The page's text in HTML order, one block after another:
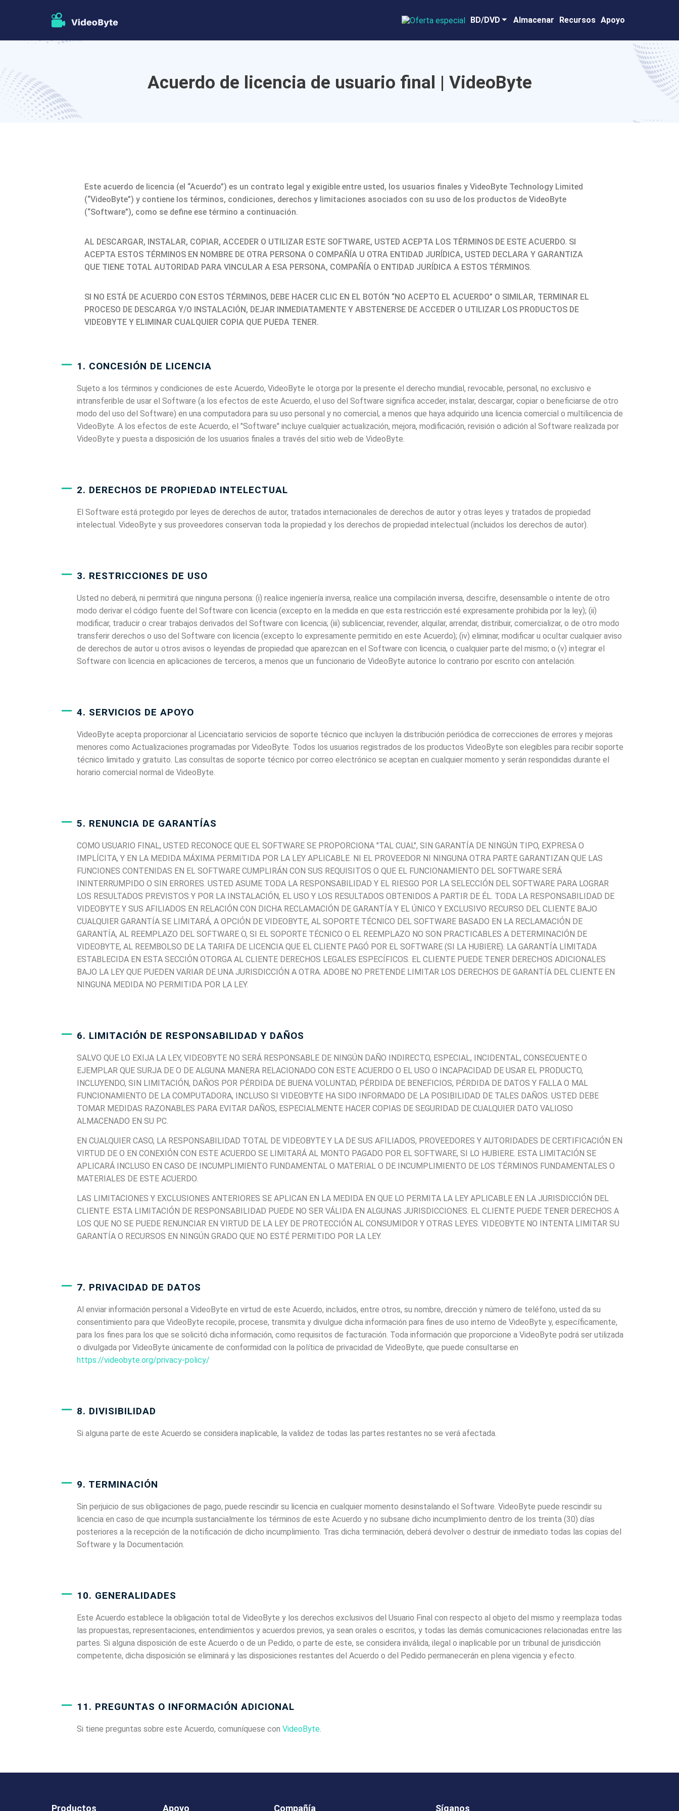
BD/DVD Almacenar Recursos Apoyo
Acuerdo de licencia de usuario final | VideoByte
Este acuerdo de licencia (el “Acuerdo”) es un contrato legal y exigible entre usted, los usuarios finales y VideoByte Technology Limited
(“VideoByte”) y contiene los términos, condiciones, derechos y limitaciones asociados con su uso de los productos de VideoByte
(“Software”), como se define ese término a continuación.
AL DESCARGAR, INSTALAR, COPIAR, ACCEDER O UTILIZAR ESTE SOFTWARE, USTED ACEPTA LOS TÉRMINOS DE ESTE ACUERDO. SI
ACEPTA ESTOS TÉRMINOS EN NOMBRE DE OTRA PERSONA O COMPAÑÍA U OTRA ENTIDAD JURÍDICA, USTED DECLARA Y GARANTIZA
QUE TIENE TOTAL AUTORIDAD PARA VINCULAR A ESA PERSONA, COMPAÑÍA O ENTIDAD JURÍDICA A ESTOS TÉRMINOS.
SI NO ESTÁ DE ACUERDO CON ESTOS TÉRMINOS, DEBE HACER CLIC EN EL BOTÓN “NO ACEPTO EL ACUERDO” O SIMILAR, TERMINAR EL
PROCESO DE DESCARGA Y/O INSTALACIÓN, DEJAR INMEDIATAMENTE Y ABSTENERSE DE ACCEDER O UTILIZAR LOS PRODUCTOS DE
VIDEOBYTE Y ELIMINAR CUALQUIER COPIA QUE PUEDA TENER.
1. CONCESIÓN DE LICENCIA
Sujeto a los términos y condiciones de este Acuerdo, VideoByte le otorga por la presente el derecho mundial, revocable, personal, no exclusivo e
intransferible de usar el Software (a los efectos de este Acuerdo, el uso del Software significa acceder, instalar, descargar, copiar o beneficiarse de otro
modo del uso del Software) en una computadora para su uso personal y no comercial, a menos que haya adquirido una licencia comercial o multilicencia de
VideoByte. A los efectos de este Acuerdo, el "Software" incluye cualquier actualización, mejora, modificación, revisión o adición al Software realizada por
VideoByte y puesta a disposición de los usuarios finales a través del sitio web de VideoByte.
2. DERECHOS DE PROPIEDAD INTELECTUAL
El Software está protegido por leyes de derechos de autor, tratados internacionales de derechos de autor y otras leyes y tratados de propiedad
intelectual. VideoByte y sus proveedores conservan toda la propiedad y los derechos de propiedad intelectual (incluidos los derechos de autor).
3. RESTRICCIONES DE USO
Usted no deberá, ni permitirá que ninguna persona: (i) realice ingeniería inversa, realice una compilación inversa, descifre, desensamble o intente de otro
modo derivar el código fuente del Software con licencia (excepto en la medida en que esta restricción esté expresamente prohibida por la ley); (ii)
modificar, traducir o crear trabajos derivados del Software con licencia; (iii) sublicenciar, revender, alquilar, arrendar, distribuir, comercializar, o de otro modo
transferir derechos o uso del Software con licencia (excepto lo expresamente permitido en este Acuerdo); (iv) eliminar, modificar u ocultar cualquier aviso
de derechos de autor u otros avisos o leyendas de propiedad que aparezcan en el Software con licencia, o cualquier parte del mismo; o (v) integrar el
Software con licencia en aplicaciones de terceros, a menos que un funcionario de VideoByte autorice lo contrario por escrito con antelación.
4. SERVICIOS DE APOYO
VideoByte acepta proporcionar al Licenciatario servicios de soporte técnico que incluyen la distribución periódica de correcciones de errores y mejoras
menores como Actualizaciones programadas por VideoByte. Todos los usuarios registrados de los productos VideoByte son elegibles para recibir soporte
técnico limitado y gratuito. Las consultas de soporte técnico por correo electrónico se aceptan en cualquier momento y serán respondidas durante el
horario comercial normal de VideoByte.
5. RENUNCIA DE GARANTÍAS
COMO USUARIO FINAL, USTED RECONOCE QUE EL SOFTWARE SE PROPORCIONA "TAL CUAL", SIN GARANTÍA DE NINGÚN TIPO, EXPRESA O
IMPLÍCITA, Y EN LA MEDIDA MÁXIMA PERMITIDA POR LA LEY APLICABLE. NI EL PROVEEDOR NI NINGUNA OTRA PARTE GARANTIZAN QUE LAS
FUNCIONES CONTENIDAS EN EL SOFTWARE CUMPLIRÁN CON SUS REQUISITOS O QUE EL FUNCIONAMIENTO DEL SOFTWARE SERÁ
ININTERRUMPIDO O SIN ERRORES. USTED ASUME TODA LA RESPONSABILIDAD Y EL RIESGO POR LA SELECCIÓN DEL SOFTWARE PARA LOGRAR
LOS RESULTADOS PREVISTOS Y POR LA INSTALACIÓN, EL USO Y LOS RESULTADOS OBTENIDOS A PARTIR DE ÉL. TODA LA RESPONSABILIDAD DE
VIDEOBYTE Y SUS AFILIADOS EN RELACIÓN CON DICHA RECLAMACIÓN DE GARANTÍA Y EL ÚNICO Y EXCLUSIVO RECURSO DEL CLIENTE BAJO
CUALQUIER GARANTÍA SE LIMITARÁ, A OPCIÓN DE VIDEOBYTE, AL SOPORTE TÉCNICO DEL SOFTWARE BASADO EN LA RECLAMACIÓN DE
GARANTÍA, AL REEMPLAZO DEL SOFTWARE O, SI EL SOPORTE TÉCNICO O EL REEMPLAZO NO SON PRACTICABLES A DETERMINACIÓN DE
VIDEOBYTE, AL REEMBOLSO DE LA TARIFA DE LICENCIA QUE EL CLIENTE PAGÓ POR EL SOFTWARE (SI LA HUBIERE). LA GARANTÍA LIMITADA
ESTABLECIDA EN ESTA SECCIÓN OTORGA AL CLIENTE DERECHOS LEGALES ESPECÍFICOS. EL CLIENTE PUEDE TENER DERECHOS ADICIONALES
BAJO LA LEY QUE PUEDEN VARIAR DE UNA JURISDICCIÓN A OTRA. ADOBE NO PRETENDE LIMITAR LOS DERECHOS DE GARANTÍA DEL CLIENTE EN
NINGUNA MEDIDA NO PERMITIDA POR LA LEY.
6. LIMITACIÓN DE RESPONSABILIDAD Y DAÑOS
SALVO QUE LO EXIJA LA LEY, VIDEOBYTE NO SERÁ RESPONSABLE DE NINGÚN DAÑO INDIRECTO, ESPECIAL, INCIDENTAL, CONSECUENTE O
EJEMPLAR QUE SURJA DE O DE ALGUNA MANERA RELACIONADO CON ESTE ACUERDO O EL USO O INCAPACIDAD DE USAR EL PRODUCTO,
INCLUYENDO, SIN LIMITACIÓN, DAÑOS POR PÉRDIDA DE BUENA VOLUNTAD, PÉRDIDA DE BENEFICIOS, PÉRDIDA DE DATOS Y FALLA O MAL
FUNCIONAMIENTO DE LA COMPUTADORA, INCLUSO SI VIDEOBYTE HA SIDO INFORMADO DE LA POSIBILIDAD DE TALES DAÑOS. USTED DEBE
TOMAR MEDIDAS RAZONABLES PARA EVITAR DAÑOS, ESPECIALMENTE HACER COPIAS DE SEGURIDAD DE CUALQUIER DATO VALIOSO
ALMACENADO EN SU PC.
EN CUALQUIER CASO, LA RESPONSABILIDAD TOTAL DE VIDEOBYTE Y LA DE SUS AFILIADOS, PROVEEDORES Y AUTORIDADES DE CERTIFICACIÓN EN
VIRTUD DE O EN CONEXIÓN CON ESTE ACUERDO SE LIMITARÁ AL MONTO PAGADO POR EL SOFTWARE, SI LO HUBIERE. ESTA LIMITACIÓN SE
APLICARÁ INCLUSO EN CASO DE INCUMPLIMIENTO FUNDAMENTAL O MATERIAL O DE INCUMPLIMIENTO DE LOS TÉRMINOS FUNDAMENTALES O
MATERIALES DE ESTE ACUERDO.
LAS LIMITACIONES Y EXCLUSIONES ANTERIORES SE APLICAN EN LA MEDIDA EN QUE LO PERMITA LA LEY APLICABLE EN LA JURISDICCIÓN DEL
CLIENTE. ESTA LIMITACIÓN DE RESPONSABILIDAD PUEDE NO SER VÁLIDA EN ALGUNAS JURISDICCIONES. EL CLIENTE PUEDE TENER DERECHOS A
LOS QUE NO SE PUEDE RENUNCIAR EN VIRTUD DE LA LEY DE PROTECCIÓN AL CONSUMIDOR Y OTRAS LEYES. VIDEOBYTE NO INTENTA LIMITAR SU
GARANTÍA O RECURSOS EN NINGÚN GRADO QUE NO ESTÉ PERMITIDO POR LA LEY.
7. PRIVACIDAD DE DATOS
Al enviar información personal a VideoByte en virtud de este Acuerdo, incluidos, entre otros, su nombre, dirección y número de teléfono, usted da su
consentimiento para que VideoByte recopile, procese, transmita y divulgue dicha información para fines de uso interno de VideoByte y, específicamente,
para los fines para los que se solicitó dicha información, como requisitos de facturación. Toda información que proporcione a VideoByte podrá ser utilizada
o divulgada por VideoByte únicamente de conformidad con la política de privacidad de VideoByte, que puede consultarse en
https://videobyte.org/privacy-policy/
8. DIVISIBILIDAD
Si alguna parte de este Acuerdo se considera inaplicable, la validez de todas las partes restantes no se verá afectada.
9. TERMINACIÓN
Sin perjuicio de sus obligaciones de pago, puede rescindir su licencia en cualquier momento desinstalando el Software. VideoByte puede rescindir su
licencia en caso de que incumpla sustancialmente los términos de este Acuerdo y no subsane dicho incumplimiento dentro de los treinta (30) días
posteriores a la recepción de la notificación de dicho incumplimiento. Tras dicha terminación, deberá devolver o destruir de inmediato todas las copias del
Software y la Documentación.
10. GENERALIDADES
Este Acuerdo establece la obligación total de VideoByte y los derechos exclusivos del Usuario Final con respecto al objeto del mismo y reemplaza todas
las propuestas, representaciones, entendimientos y acuerdos previos, ya sean orales o escritos, y todas las demás comunicaciones relacionadas entre las
partes. Si alguna disposición de este Acuerdo o de un Pedido, o parte de este, se considera inválida, ilegal o inaplicable por un tribunal de jurisdicción
competente, dicha disposición se eliminará y las disposiciones restantes del Acuerdo o del Pedido permanecerán en plena vigencia y efecto.
11. PREGUNTAS O INFORMACIÓN ADICIONAL
Si tiene preguntas sobre este Acuerdo, comuníquese con VideoByte.
Productos Apoyo Compañía Síganos